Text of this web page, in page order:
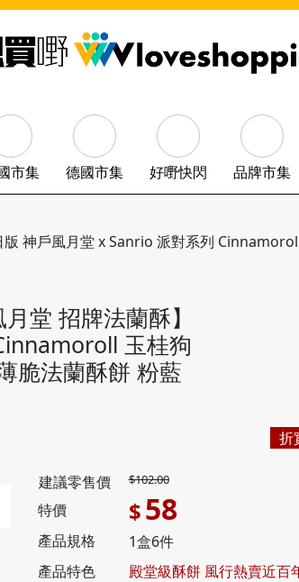
市集 德國市集 好嘢快閃 品牌市集
神戶風月堂 x Sanrio 派對系列
堂 招牌法蘭酥】
玉桂狗
脆法蘭酥餅 粉藍
折
建議零售價 $102.00
特價 $58
產品規格
1盒6件
產品特色
殿堂級酥餅 風行熱賣近百